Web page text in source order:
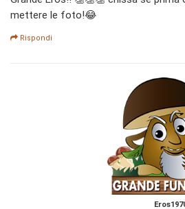
mettere le foto!😂
Rispondi